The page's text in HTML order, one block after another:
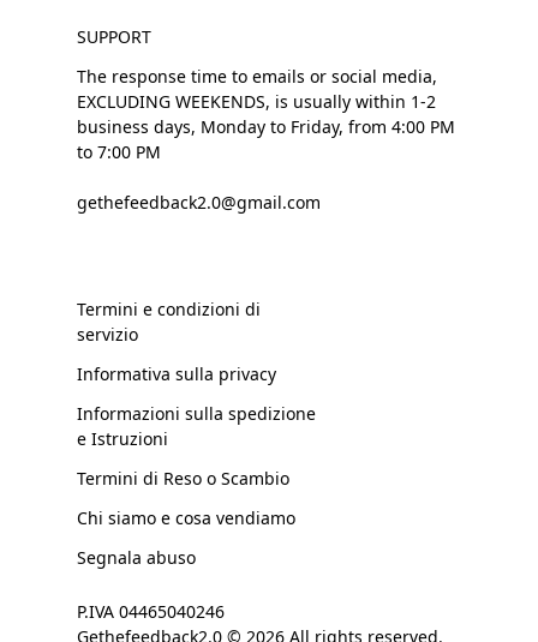
SUPPORT
The response time to emails or social media,
EXCLUDING WEEKENDS, is usually within 1-2
business days, Monday to Friday, from 4:00 PM
to 7:00 PM
gethefeedback2.0@gmail.com
Termini e condizioni di
servizio
Informativa sulla privacy
Informazioni sulla spedizione
e Istruzioni
Termini di Reso o Scambio
Chi siamo e cosa vendiamo
Segnala abuso
P.IVA 04465040246
Gethefeedback2.0 © 2026 All rights reserved.